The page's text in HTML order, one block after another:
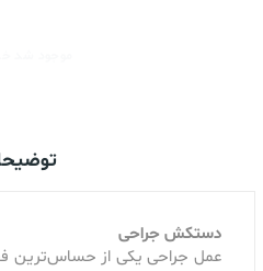
دستکش جراحی
عمل جراحی یکی از حساس‌ترین